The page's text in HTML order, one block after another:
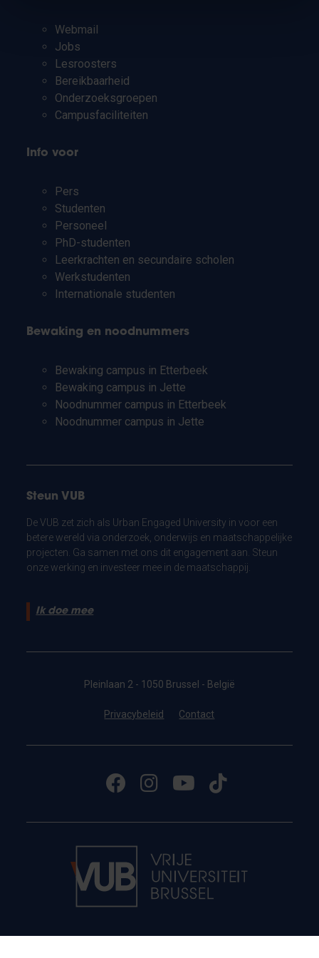
Webmail
Jobs
Lesroosters
Bereikbaarheid
Onderzoeksgroepen
Campusfaciliteiten
Info voor
Pers
Studenten
Personeel
PhD-studenten
Leerkrachten en secundaire scholen
Werkstudenten
Internationale studenten
Bewaking en noodnummers
Bewaking campus in Etterbeek
Bewaking campus in Jette
Noodnummer campus in Etterbeek
Noodnummer campus in Jette
Steun VUB
De VUB zet zich als Urban Engaged University in voor een
betere wereld via onderzoek, onderwijs en maatschappelijke
projecten. Ga samen met ons dit engagement aan. Steun
onze werking en investeer mee in de maatschappij.
Ik doe mee
Pleinlaan 2 - 1050 Brussel - België
Privacybeleid Contact